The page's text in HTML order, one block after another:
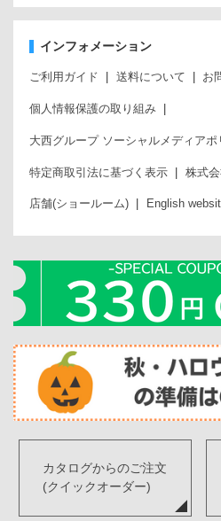
インフォメーション
ご利用ガイド 送料について お
個人情報保護の取り組み
大西グループ ソーシャルメディアポ
特定商取引法に基づく表示 株式
店舗(ショールーム) English
カタログからのご注文
(クイックオーダー)